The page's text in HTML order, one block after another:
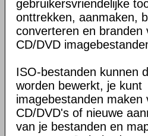
gebruikersvriendelijke
onttrekken, aanmaken,
converteren en branden
CD/DVD
ISO-bestanden kunnen
worden bewerkt, je kunt
imagebestanden maken
CD/DVD's of nieuwe
van je bestanden en